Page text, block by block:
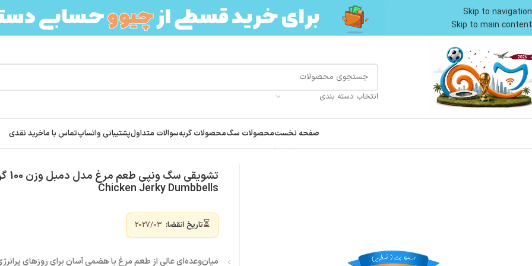
Skip to navigation
Skip to main content
انتخاب دسته بندی
صفحه نخستمحصولات سگمحصولات گربهسوالات متداولپشتیبانی واتساپتماس با ماخرید نقدی
Chicken Jerky Dumbbells
⏳تاریخ انقضا: 2027/03
میان‌وعده‌ای عالی از طعم مرغ با هضمی آسان برای روزهای